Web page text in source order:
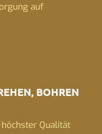
auf
BOHREN
Qualität